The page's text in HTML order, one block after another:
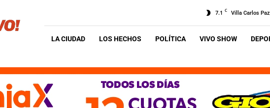
7.1 C Villa Carlos
LA CIUDAD LOS HECHOS POLÍTICA VIVO SHOW